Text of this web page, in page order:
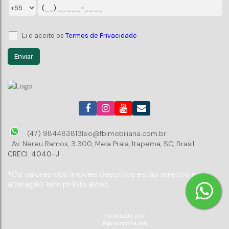
4Suíte(s)
Li e aceito os Termos de Privacidade
(47) 984483813leo@fbimobiliaria.com.br
Av. Nereu Ramos, 3.300, Meia Praia, Itapema, SC, Brasil
CRECI: 4040-J
*Os valores dos imóveis descritos estão sujeitos a
alteração sem prévio aviso.